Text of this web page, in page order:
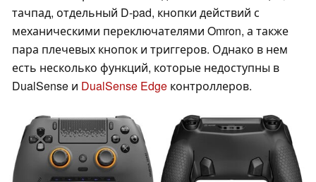
тачпад, отдельный D-pad, кнопки действий с
механическими переключателями Omron, а также
пара плечевых кнопок и триггеров. Однако в нем
есть несколько функций, которые недоступны в
DualSense и DualSense Edge контроллеров.